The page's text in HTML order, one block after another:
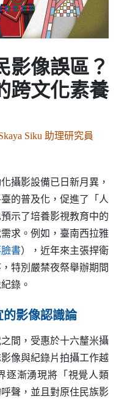
影像誤區？
跨文化素養
Siku 助理研究員
影設備已日新月異，
的普及化，促進了「人
示了培養影視教育中的
求。例如，臺南西拉雅
書（另開新視窗）
），近年來主張捍衛
特別嚴禁夜祭舉辦期間
錄。
的影像認識論
間，受惠於十六釐米攝
像與紀錄片拍攝工作越
逐漸湧現將「視覺人類
聲，並且對原住民族影